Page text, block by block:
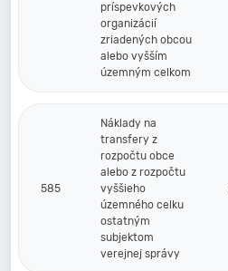
príspevkových
organizácií
zriadených obcou
alebo vyšším
územným celkom
585
Náklady na
transfery z
rozpočtu obce
alebo z rozpočtu
vyššieho
územného celku
ostatným
subjektom
verejnej správy